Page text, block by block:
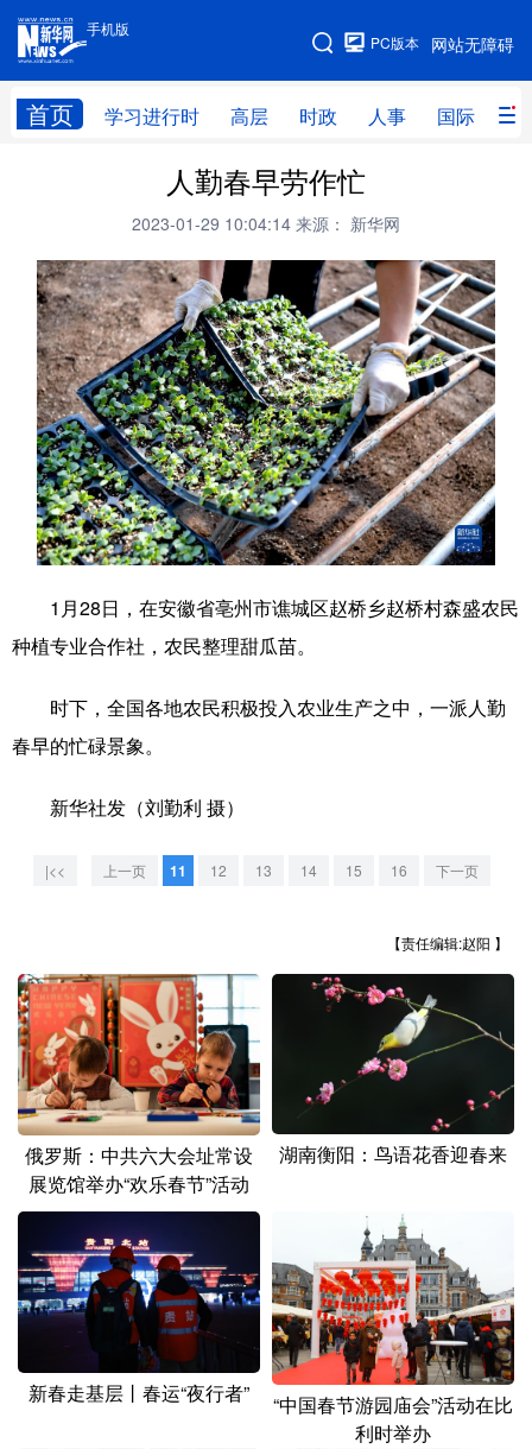
手机版
网站无障碍
PC版本
首页 学习进行时 高层 时政 人事 国际 财
手机版
网站地图
高层 时政
财经 网评
台湾 思客智库 全球连线 教育
科技 科创 量子 体育
文化 书画 健康 军事
访谈 视频 图片 政务
法律 中央文件 金融 汽车
食品 人居 信息化 数字经济
地方频道
辽宁 吉林 上海 江苏
浙江 安徽 江西
山东 河南
广东 广西 重庆
四川 贵州 云南 西藏
新疆 内蒙古 黑龙江
多语种频道
Français عربى
人勤春早劳作忙
2023-01-29 10:04:14 来源： 新华网
1月28日，在安徽省亳州市谯城区赵桥乡赵桥村森盛农民
种植专业合作社，农民整理甜瓜苗。
时下，全国各地农民积极投入农业生产之中，一派人勤
春早的忙碌景象。
新华社发（刘勤利 摄）
|<< 上一页 11 12 13 14 15 16 下一页
【责任编辑:赵阳 】
俄罗斯：中共六大会址常设
展览馆举办“欢乐春节”活动
湖南衡阳：鸟语花香迎春来
新春走基层丨春运“夜行者”
“中国春节游园庙会”活动在比
利时举办